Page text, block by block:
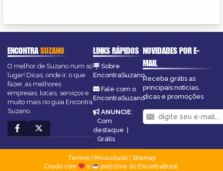
ENCONTRASUZANO
O melhor de Suzano num só
lugar! Dicas, onde ir, o que
fazer, as melhores
empresas, locais, serviços e
muito mais no guia Encontra
Suzano.
LINKS RÁPIDOS
Sobre
EncontraSuzano
Fale com o
EncontraSuzano
ANUNCIE:
Com
destaque |
Grátis
NOVIDADES POR E-
MAIL
Receba grátis as
principais notícias,
dicas e promoções
Termos| Privacidade
Sitemap
Criado com
e pelo time do EncontraBrasil